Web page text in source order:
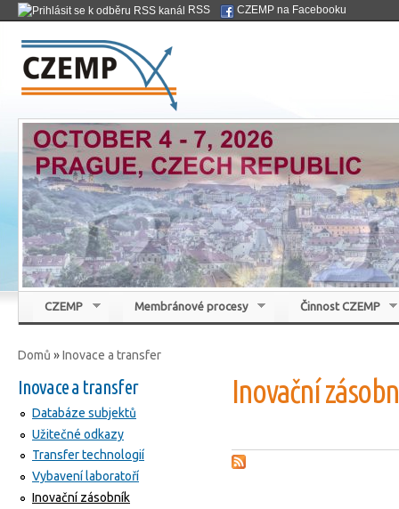
RSS CZEMP na Facebooku
CZEMP Membránové procesy Činnost CZEMP
Jste zde
Domů »Inovace a transfer
Inovace a transfer
Databáze subjektů
Užitečné odkazy
Transfer technologií
Vybavení laboratoří
Inovační zásobník
Inovační